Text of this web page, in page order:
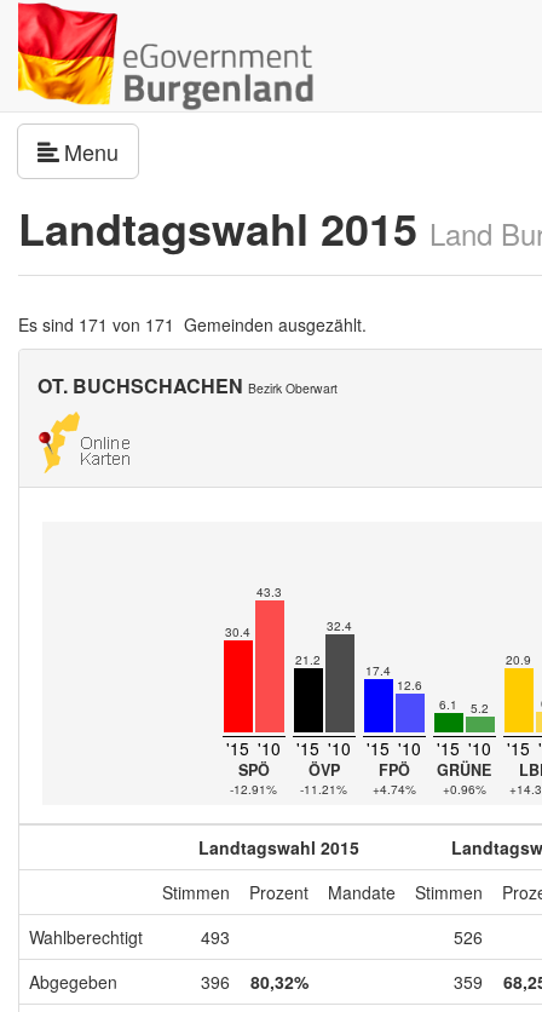
Menu
Landtagswahl 2015 Land
Es sind 171 von 171 Gemeinden ausgezählt.
OT. BUCHSCHACHEN Bezirk Oberwart
30.4
43.3
'15 '10
SPÖ
-12.91%
21.2
32.4
'15 '10
ÖVP
-11.21%
17.4
12.6
'15 '10
FPÖ
+4.74%
6.1 5.2
'15 '10
GRÜNE
+0.96%
20.9
'15
Landtagswahl 2015
Stimmen
Prozent Mandate Stimmen
Wahlberechtigt
493
526
Abgegeben
396 80,32% 359